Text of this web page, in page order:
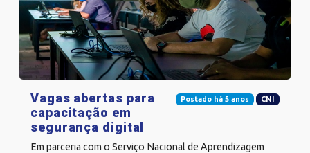
Postado há 5 anos CNI
Vagas abertas para
capacitação em
segurança digital
Em parceria com o Serviço Nacional de Aprendizagem